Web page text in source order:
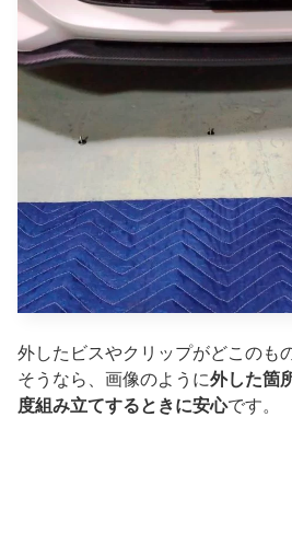
外したビスやクリップがどこのも
そうなら、画像のように外した箇
度組み立てするときに安心です。